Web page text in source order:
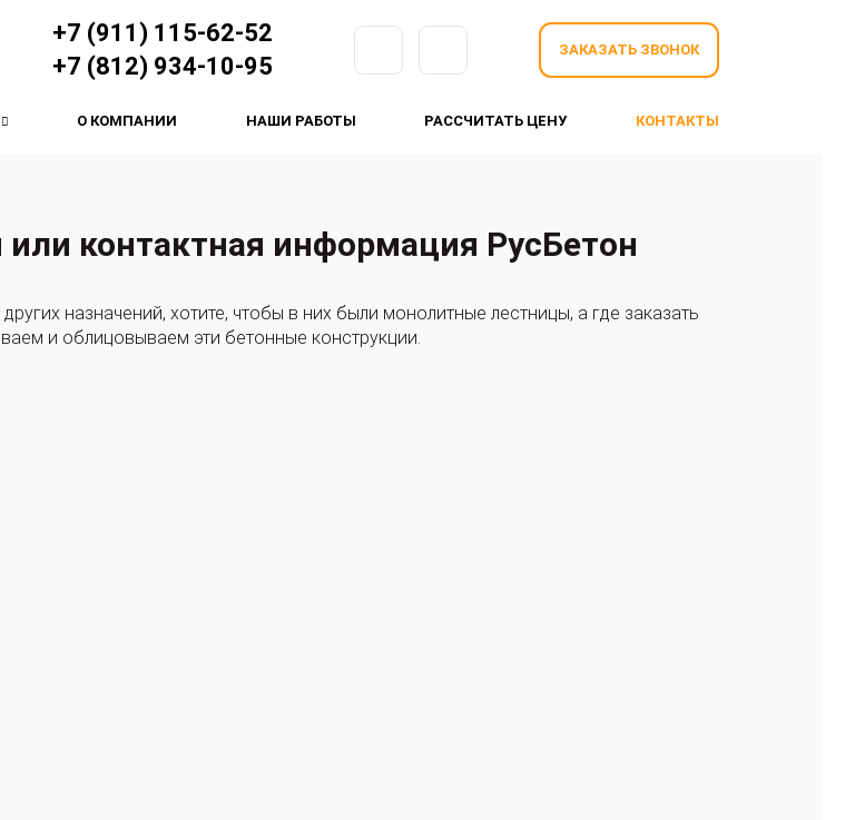
+7 (911) 115-62-52
+7 (812) 934-10-95
ЗАКАЗАТЬ ЗВОНОК
О КОМПАНИИ НАШИ РАБОТЫ РАССЧИТАТЬ ЦЕНУ КОНТАКТЫ
контактная информация РусБетон
назначений, хотите, чтобы в них были монолитные лестницы, а где заказать
и облицовываем эти бетонные конструкции.